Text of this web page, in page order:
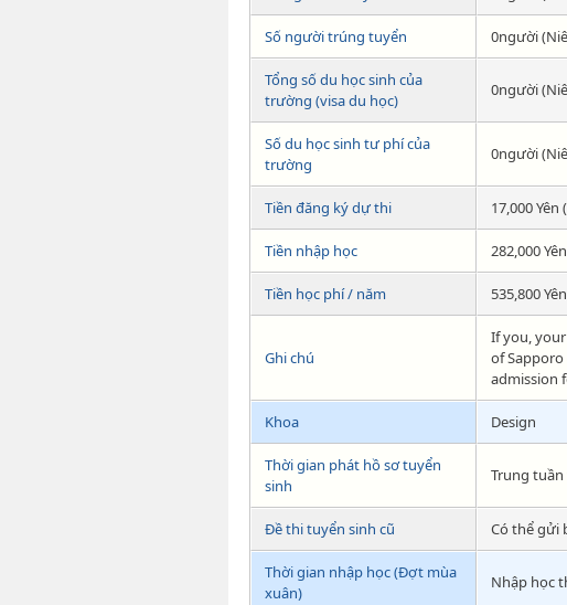
Số người trúng tuyển 0người
Tổng số du học sinh của
trường (visa du học)
0người
Số du học sinh tư phí của
trường
0người
Tiền đăng ký dự thi 17,000
Tiền nhập học 282,000
Tiền học phí / năm 535,800
Ghi chú
If you,
of
admission
Khoa Design
Thời gian phát hồ sơ tuyển
sinh
Trung
Đề thi tuyển sinh cũ Có thể gửi
Thời gian nhập học (Đợt mùa
xuân)
Nhập học